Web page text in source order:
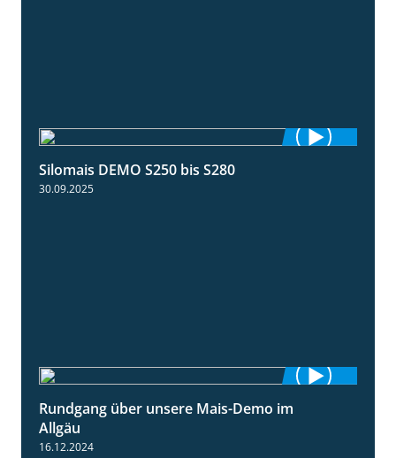
Silomais DEMO S250 bis S280
30.09.2025
Rundgang über unsere Mais-Demo im
Allgäu
16.12.2024